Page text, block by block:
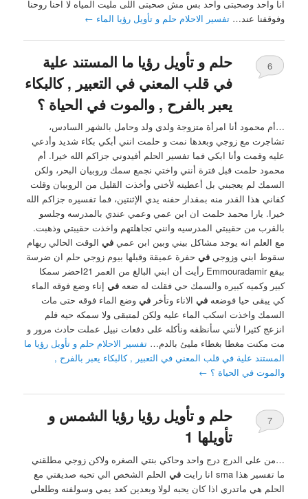
انا واحد وصحبتى واحد بس مش صحبتى اللى مليت المياه لا احنا روحنا
وفوقفنا عند…تفسير الاحلام حلم و تأويل رؤيا الماء ←
حلم و تأويل رؤيا ما المستند علية
في قلب المعني في التعبير , كالبكاء
يعبر بالفرح , والموت في الحياة ؟
6
…أم محمود أنا امرأة متزوجة ولدي ولد وحامل بالشهر السادس،
تشاجرت مع زوجي وبعدها نمت و حلمت انني أبكي بكاء شديد وأدعي
عليه وقمت وأنا ابكي فما تفسير الحلم أفيدوني جزاكم الله خيرا. أم
محمود حلمت قبل فترة أنني واختي نجمع سمك وروبيان البحر، ولكن
السمك لم يعجبني بل أعطيته لأختي وأخذت القليل من الروبيان وقلت
كفاني هذا القدر منه بمقدار حفنه يدي الإثنتين، فما تفسيره جزاكم الله
خيرا. يارا محمد حلمت ان ابن عمي وعمي عندي بالمدرسه وجلسو
بالقرب من حقيبتي المدرسيه وانني تجاهلتهم واخذت حقيبتي وذهبت.
مع العلم انه يوجد مشاكل بيني وبين ابن عميفي الوقت الحالي ريهام
سقوط ابني وزوجيفي حفرة عميقة وقبلها بيوم زوجي حلم ان ضرسة
بيقع Emmouradamir رأيت أن ابني البالغ من العمر 21احضر سمكا
كبير وكميه كبيره والسمك حي فقلت له ضعهفي إناء وضع فوقه الماء
كي يبقى حيا فوضعهفي الاناء وتأخرفي وضع الماء فوقه حتى مات
السمك واخذت اسكب الماء عليه ولكن لمتبقى ولا سمكه حيه فلم
انزعج كثيرا لأنني سأنظفه ونأكله على دفعات نبيل عملت حادث مرور و
مت مكنت مغطا بغطاء مليئ بالدم…تفسير الاحلام حلم و تأويل رؤيا ما
المستند علية في قلب المعني في التعبير , كالبكاء يعبر بالفرح ,
والموت في الحياة ؟ ←
حلم و تأويل رؤيا رؤيا الشمس و
تأويلها 1
7
…من على الدرج درج واحد وحاكي بنتي الصغره ولاكن زوجي مطلقني
ما تفسير هذا sma انا رايت
في الحلم الشخص الي تحبه صديقتي مع
الحلم هي ماتدري اذا كان يحبه لولا وبعدين كعد يمي وسولفنه وطلعلي